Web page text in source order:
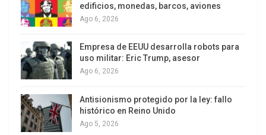
edificios, monedas, barcos, aviones
Ago 6, 2026
Empresa de EEUU desarrolla robots para
uso militar: Eric Trump, asesor
Ago 6, 2026
Antisionismo protegido por la ley: fallo
histórico en Reino Unido
Ago 5, 2026